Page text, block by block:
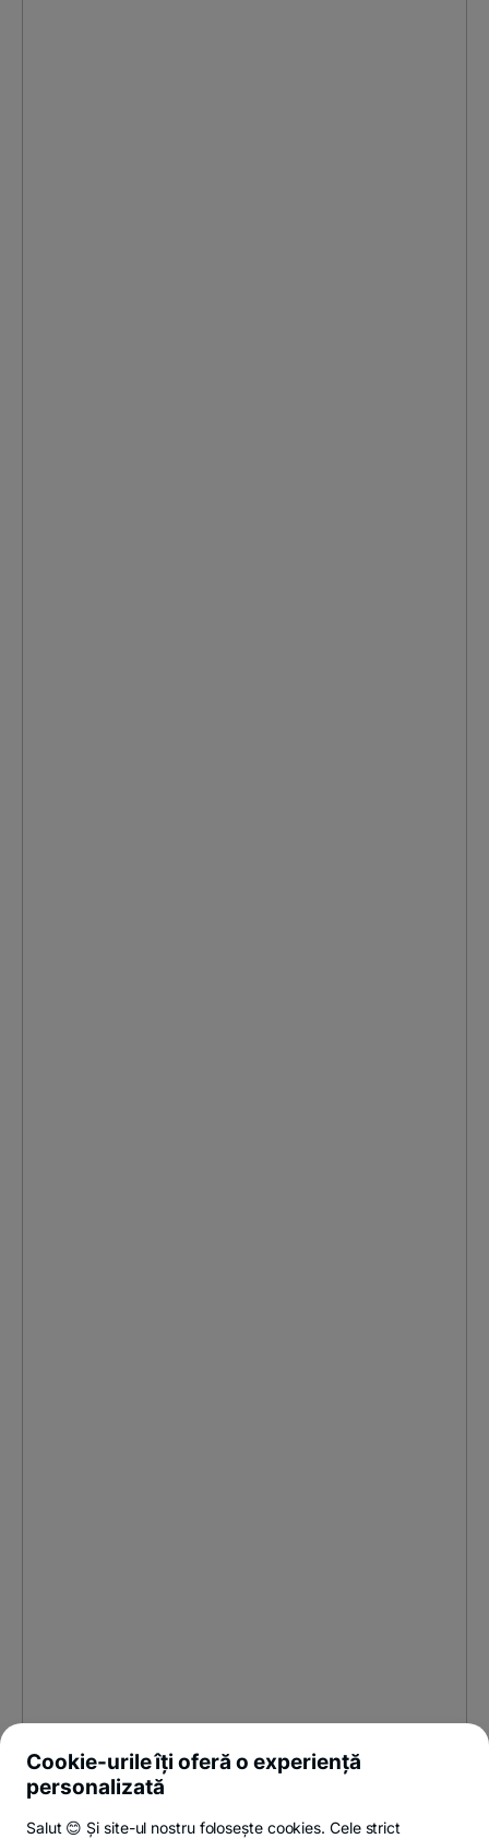
Cookie-urile îți oferă o experiență
personalizată
Salut 😊 Și site-ul nostru folosește cookies. Cele strict